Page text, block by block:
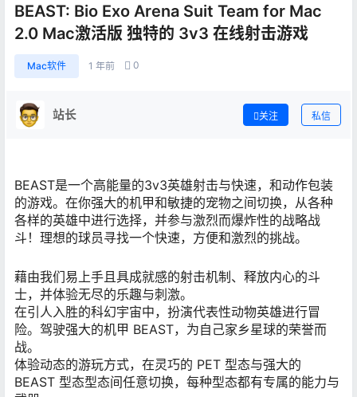
BEAST: Bio Exo Arena Suit Team for Mac
2.0 Mac激活版 独特的 3v3 在线射击游戏
Mac软件 1 年前 0
站长 关注 私信
BEAST是一个高能量的3v3英雄射击与快速，和动作包装
的游戏。在你强大的机甲和敏捷的宠物之间切换，从各种
各样的英雄中进行选择，并参与激烈而爆炸性的战略战
斗！理想的球员寻找一个快速，方便和激烈的挑战。
藉由我们易上手且具成就感的射击机制、释放内心的斗
士，并体验无尽的乐趣与刺激。
在引人入胜的科幻宇宙中，扮演代表性动物英雄进行冒
险。驾驶强大的机甲 BEAST，为自己家乡星球的荣誉而
战。
体验动态的游玩方式，在灵巧的 PET 型态与强大的
BEAST 型态型态间任意切换，每种型态都有专属的能力与